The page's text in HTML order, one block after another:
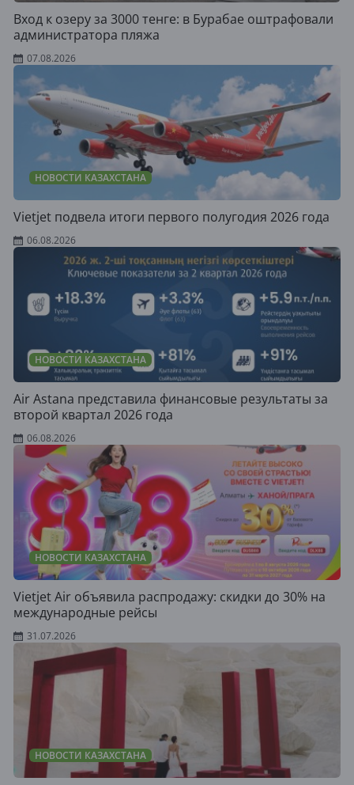
Вход к озеру за 3000 тенге: в Бурабае оштрафовали
администратора пляжа
07.08.2026
НОВОСТИ КАЗАХСТАНА
Vietjet подвела итоги первого полугодия 2026 года
06.08.2026
НОВОСТИ КАЗАХСТАНА
Air Astana представила финансовые результаты за
второй квартал 2026 года
06.08.2026
НОВОСТИ КАЗАХСТАНА
Vietjet Air объявила распродажу: скидки до 30% на
международные рейсы
31.07.2026
НОВОСТИ КАЗАХСТАНА